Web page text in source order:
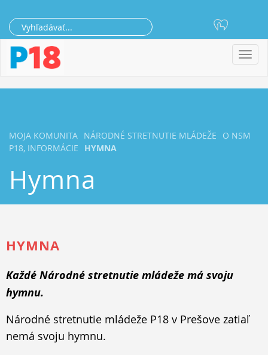
MOJA KOMUNITA NÁRODNÉ STRETNUTIE MLÁDEŽE
O NSM
P18, INFORMÁCIE
HYMNA
Hymna
HYMNA
Každé Národné stretnutie mládeže má svoju
hymnu.
Národné stretnutie mládeže P18 v Prešove zatiaľ
nemá svoju hymnu.